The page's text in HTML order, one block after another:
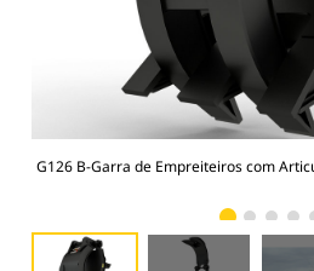
G126 B-Garra de Empreiteiros com